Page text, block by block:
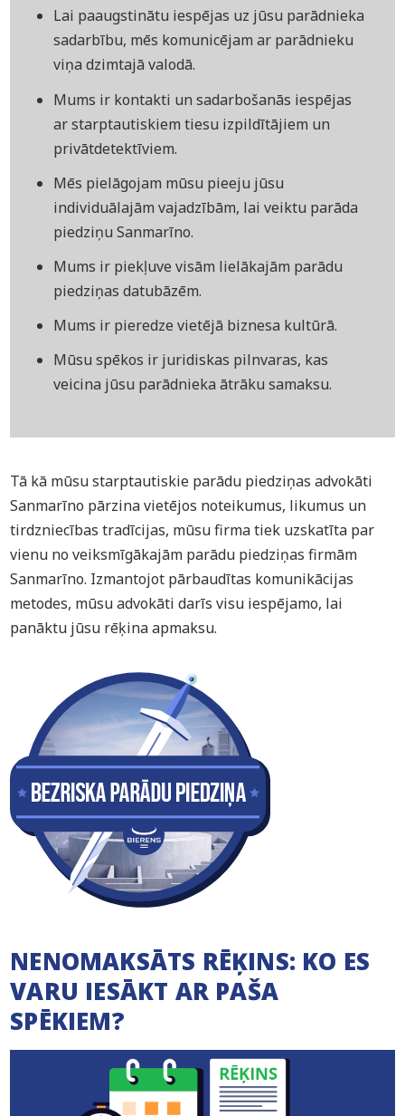
Lai paaugstinātu iespējas uz jūsu parādnieka
sadarbību, mēs komunicējam ar parādnieku
viņa dzimtajā valodā.
Mums ir kontakti un sadarbošanās iespējas
ar starptautiskiem tiesu izpildītājiem un
privātdetektīviem.
Mēs pielāgojam mūsu pieeju jūsu
individuālajām vajadzībām, lai veiktu parāda
piedziņu Sanmarīno.
Mums ir piekļuve visām lielākajām parādu
piedziņas datubāzēm.
Mums ir pieredze vietējā biznesa kultūrā.
Mūsu spēkos ir juridiskas pilnvaras, kas
veicina jūsu parādnieka ātrāku samaksu.
Tā kā mūsu starptautiskie parādu piedziņas advokāti
Sanmarīno pārzina vietējos noteikumus, likumus un
tirdzniecības tradīcijas, mūsu firma tiek uzskatīta par
vienu no veiksmīgākajām parādu piedziņas firmām
Sanmarīno. Izmantojot pārbaudītas komunikācijas
metodes, mūsu advokāti darīs visu iespējamo, lai
panāktu jūsu rēķina apmaksu.
NENOMAKSĀTS RĒĶINS: KO ES
VARU IESĀKT AR PAŠA
SPĒKIEM?